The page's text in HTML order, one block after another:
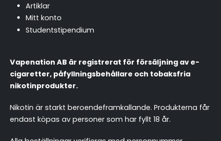
Artiklar
Mitt konto
Studentstipendium
Vapenation AB är registrerat för försäljning av e-
cigaretter, påfyllningsbehållare och tobaksfria
nikotinprodukter.
Nikotin är starkt beroendeframkallande. Produkterna får
endast köpas av personer som har fyllt 18 år.